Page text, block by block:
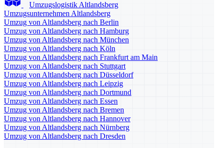
Umzugslogistik Altlandsberg
Umzugsunternehmen Altlandsberg
Umzug von Altlandsberg nach Berlin
Umzug von Altlandsberg nach Hamburg
Umzug von Altlandsberg nach München
Umzug von Altlandsberg nach Köln
Umzug von Altlandsberg nach Frankfurt am Main
Umzug von Altlandsberg nach Stuttgart
Umzug von Altlandsberg nach Düsseldorf
Umzug von Altlandsberg nach Leipzig
Umzug von Altlandsberg nach Dortmund
Umzug von Altlandsberg nach Essen
Umzug von Altlandsberg nach Bremen
Umzug von Altlandsberg nach Hannover
Umzug von Altlandsberg nach Nürnberg
Umzug von Altlandsberg nach Dresden